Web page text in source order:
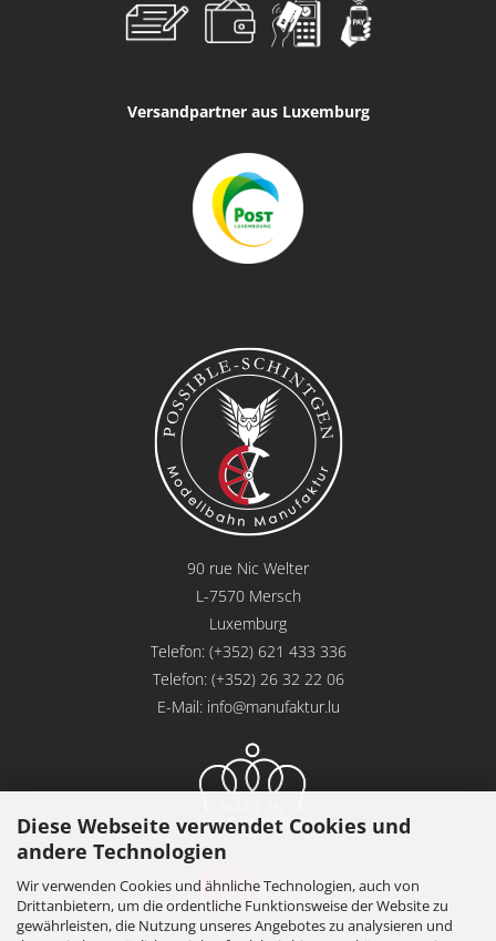
Diese Webseite verwendet Cookies und
andere Technologien
Wir verwenden Cookies und ähnliche Technologien, auch von
Drittanbietern, um die ordentliche Funktionsweise der Website zu
gewährleisten, die Nutzung unseres Angebotes zu analysieren und
Versandpartner aus Luxemburg
90 rue Nic Welter
L-7570 Mersch
Luxemburg
Telefon: (+352) 621 433 336
Telefon: (+352) 26 32 22 06
E-Mail: info@manufaktur.lu